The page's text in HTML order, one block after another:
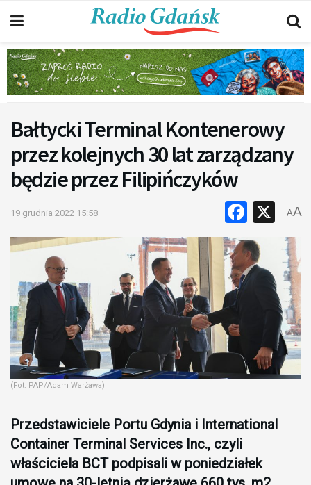
Bałtycki Terminal Kontenerowy
przez kolejnych 30 lat zarządzany
będzie przez Filipińczyków
19 grudnia 2022 15:58 X
AA
(Fot. PAP/Adam Warżawa)
Przedstawiciele Portu Gdynia i International
Container Terminal Services Inc., czyli
właściciela BCT podpisali w poniedziałek